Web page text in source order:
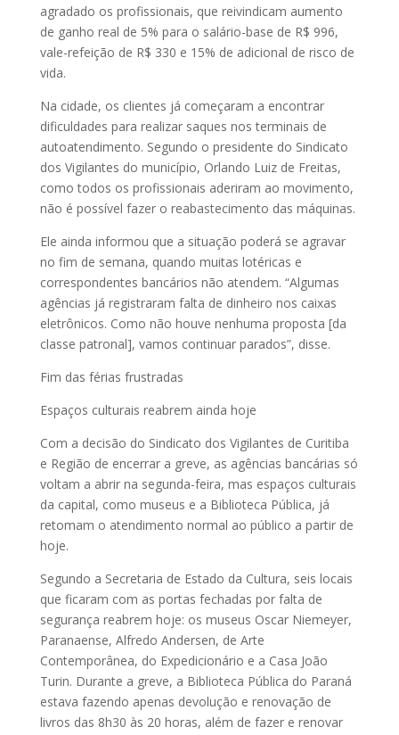
agradado os profissionais, que reivindicam aumento
de ganho real de 5% para o salário-base de R$ 996,
vale-refeição de R$ 330 e 15% de adicional de risco de
vida.
Na cidade, os clientes já começaram a encontrar
dificuldades para realizar saques nos terminais de
autoatendimento. Segundo o presidente do Sindicato
dos Vigilantes do município, Orlando Luiz de Freitas,
como todos os profissionais aderiram ao movimento,
não é possível fazer o reabastecimento das máquinas.
Ele ainda informou que a situação poderá se agravar
no fim de semana, quando muitas lotéricas e
correspondentes bancários não atendem. “Algumas
agências já registraram falta de dinheiro nos caixas
eletrônicos. Como não houve nenhuma proposta [da
classe patronal], vamos continuar parados”, disse.
Fim das férias frustradas
Espaços culturais reabrem ainda hoje
Com a decisão do Sindicato dos Vigilantes de Curitiba
e Região de encerrar a greve, as agências bancárias só
voltam a abrir na segunda-feira, mas espaços culturais
da capital, como museus e a Biblioteca Pública, já
retomam o atendimento normal ao público a partir de
hoje.
Segundo a Secretaria de Estado da Cultura, seis locais
que ficaram com as portas fechadas por falta de
segurança reabrem hoje: os museus Oscar Niemeyer,
Paranaense, Alfredo Andersen, de Arte
Contemporânea, do Expedicionário e a Casa João
Turin. Durante a greve, a Biblioteca Pública do Paraná
estava fazendo apenas devolução e renovação de
livros das 8h30 às 20 horas, além de fazer e renovar